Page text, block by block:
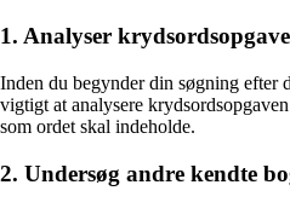
1. Analyser
Inden du begynder din søgning
vigtigt at analysere
som ordet skal indeholde.
2. Undersøg andre kendte